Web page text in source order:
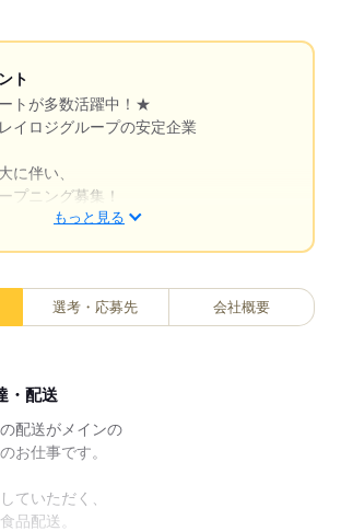
ト
トが多数活躍中！★
イロジグループの安定企業
に伴い、
プニング募集！
職場！
ジグループで安定収入！
なく、
も当たり前のように取得可能！
にとって理想的な選択肢です。
もっと見る
選考・応募先 会社概要
・配送
配送がメインの
お仕事です。
ていただく、
品配送。